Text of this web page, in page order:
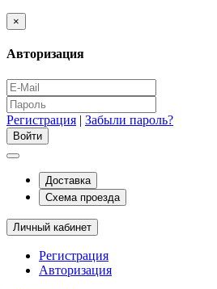
×
Авторизация
Регистрация | Забыли пароль?
Доставка
Схема проезда
Личный кабинет
Регистрация
Авторизация